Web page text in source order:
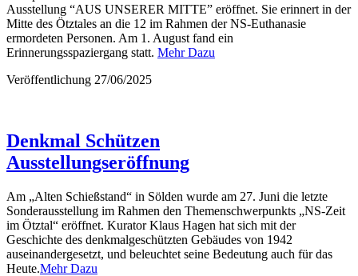
Ausstellung “AUS UNSERER MITTE” eröffnet. Sie erinnert in der
Mitte des Ötztales an die 12 im Rahmen der NS-Euthanasie
ermordeten Personen. Am 1. August fand ein
Erinnerungsspaziergang statt. Mehr Dazu
Veröffentlichung 27/06/2025
Denkmal Schützen
Ausstellungseröffnung
Am „Alten Schießstand“ in Sölden wurde am 27. Juni die letzte
Sonderausstellung im Rahmen den Themenschwerpunkts „NS-Zeit
im Ötztal“ eröffnet. Kurator Klaus Hagen hat sich mit der
Geschichte des denkmalgeschützten Gebäudes von 1942
auseinandergesetzt, und beleuchtet seine Bedeutung auch für das
Heute.Mehr Dazu